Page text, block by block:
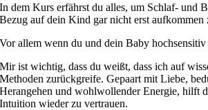
In dem Kurs erfährst du alles, um Schlaf- und
Bezug auf dein Kind gar nicht erst aufkommen
Vor allem wenn du und dein Baby hochsensitiv
Mir ist wichtig, dass du weißt, dass ich auf
Methoden zurückgreife. Gepaart mit Liebe,
Herangehen und wohlwollender Energie, hilft
Intuition wieder zu vertrauen.